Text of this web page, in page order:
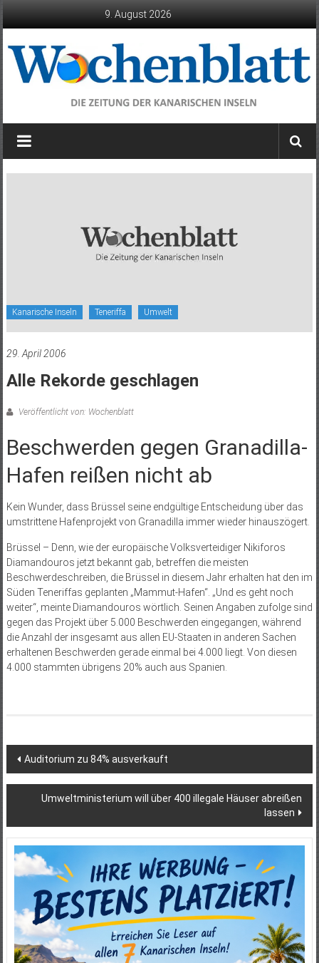
9. August 2026
Wochenblatt
die
Kanarische Inseln Teneriffa Umwelt
29. April 2006
Alle Rekorde geschlagen
Veröffentlicht von: Wochenblatt
Beschwerden gegen Granadilla-
Hafen reißen nicht ab
Kein Wunder, dass Brüssel seine endgültige Entscheidung über das
umstrittene Hafenprojekt von Granadilla immer wieder hinauszögert.
Brüssel – Denn, wie der europäische Volksverteidiger Nikiforos
Diamandouros jetzt bekannt gab, betreffen die meisten
Beschwerdeschreiben, die Brüssel in diesem Jahr erhalten hat den im
Süden Teneriffas geplanten „Mammut-Hafen“. „Und es geht noch
weiter“, meinte Diamandouros wörtlich. Seinen Angaben zufolge sind
gegen das Projekt über 5.000 Beschwerden eingegangen, während
die Anzahl der insgesamt aus allen EU-Staaten in anderen Sachen
erhaltenen Beschwerden gerade einmal bei 4.000 liegt. Von diesen
4.000 stammten übrigens 20% auch aus Spanien.
Beitragsnavigation
Auditorium zu 84% ausverkauft
Umweltministerium will über 400 illegale Häuser abreißen
lassen